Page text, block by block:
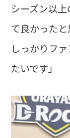
シーズン以
て良かったと
しっかりフ
たいです」